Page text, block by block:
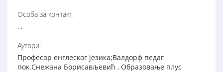
Особа за контакт:
, ,
Аутори:
Професор енглеског језика;Валдорф педаг
пок.Снежана Борисављевић , Образовање плус